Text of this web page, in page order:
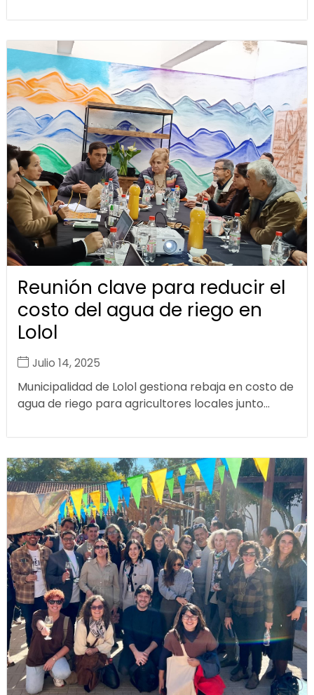
Reunión clave para reducir el
costo del agua de riego en
Lolol
Julio 14, 2025
Municipalidad de Lolol gestiona rebaja en costo de
agua de riego para agricultores locales junto...